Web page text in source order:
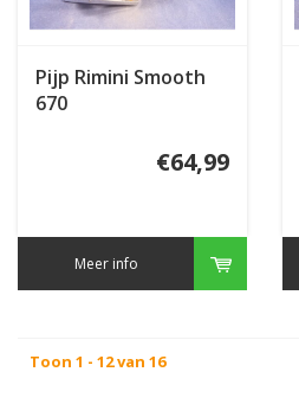
Pijp Rimini Smooth
670
€64,99
Meer info
Toon 1 - 12 van 16